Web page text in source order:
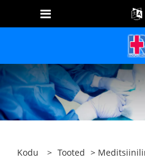
Kodu > Tooted >